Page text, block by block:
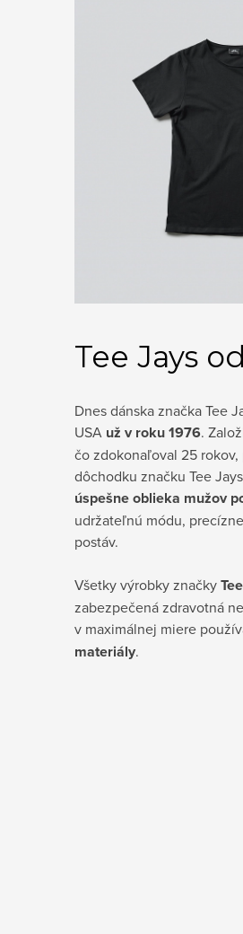
Tee Jays
Dnes dánska značka Tee
USA už v roku 1976.
čo zdokonaľoval 25
dôchodku značku Tee
úspešne oblieka mužov
udržateľnú módu,
postáv.
Všetky výrobky značky
zabezpečená zdravotná
v maximálnej miere
materiály.